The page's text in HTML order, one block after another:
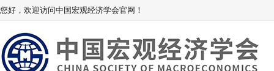
您好，欢迎访问中国宏观经济学会官网！